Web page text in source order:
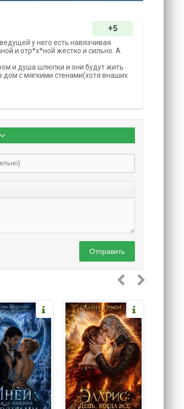
+5
у него есть навязчивая
и отр*х*ной жестко и сильно. А
и душа шлюпки и они будут жить
дом с мягкими стенами(хотя внаших
Отправить